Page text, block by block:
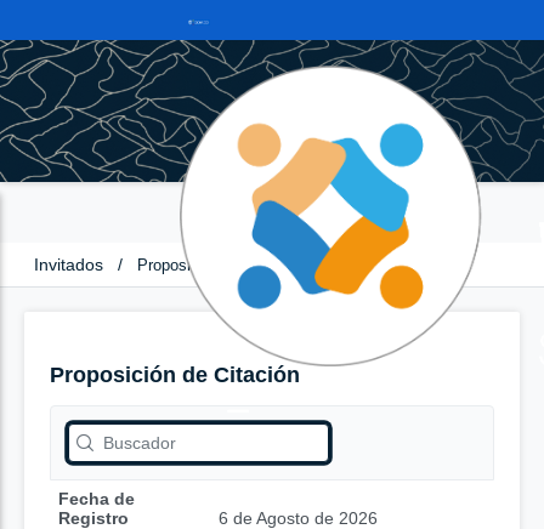
Invitados / Proposición de Citación
Proposición de Citación
Fecha de
Registro
6 de Agosto de 2026